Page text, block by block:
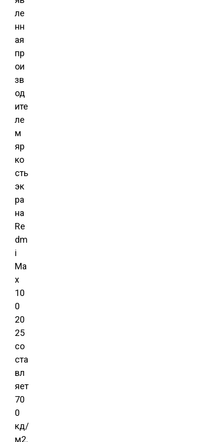
ле
нн
ая
пр
ои
зв
од
ите
ле
м
яр
ко
сть
эк
ра
на
Re
dm
i
Ma
x
10
0
20
25
со
ста
вл
яет
70
0
кд/
м2.